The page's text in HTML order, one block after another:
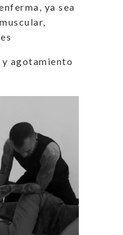
ya sea
agotamiento